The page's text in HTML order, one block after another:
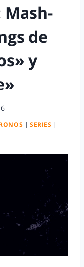
Mash-
de
y
|SERIES |